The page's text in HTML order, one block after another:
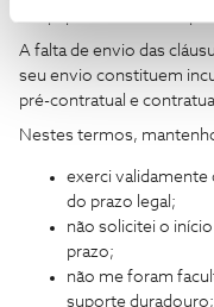
A falta de envio das
seu envio constituem
pré-contratual e
Nestes termos,
exerci
do prazo legal;
não solicitei o
prazo;
não me foram
suporte duradouro;